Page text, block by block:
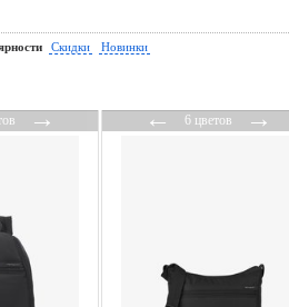
Скидки Новинки
→ ←6 цветов→